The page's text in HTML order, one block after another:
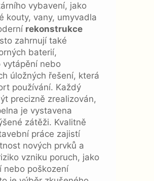
vybavení, jako
kouty, vany, umyvadla
rekonstrukce
zahrnují také
baterií,
vytápění nebo
úložných řešení, která
používání. Každý
precizně zrealizován,
je vystavena
zátěži. Kvalitně
práce zajistí
nových prvků a
vzniku poruch, jako
nebo poškození